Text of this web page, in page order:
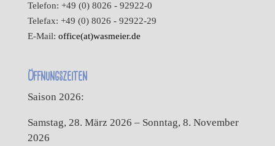
Telefon: +49 (0) 8026 - 92922-0
Telefax: +49 (0) 8026 - 92922-29
E-Mail: office(at)wasmeier.de
Öffnungszeiten
Saison 2026:
Samstag, 28. März 2026 – Sonntag, 8. November
2026